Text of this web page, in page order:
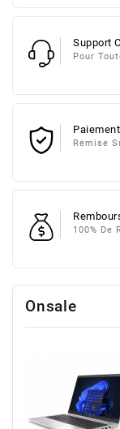
Support
Pour
Remise
100% De
Onsale